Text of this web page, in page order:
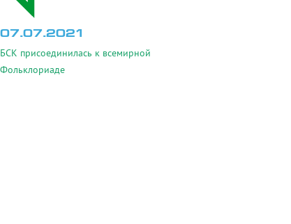
07.07.2021
БСК присоединилась к всемирной
Фольклориаде